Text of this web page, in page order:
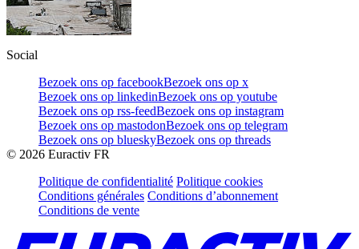
Social
Bezoek ons op facebookBezoek ons op x
Bezoek ons op linkedinBezoek ons op youtube
Bezoek ons op rss-feedBezoek ons op instagram
Bezoek ons op mastodonBezoek ons op telegram
Bezoek ons op blueskyBezoek ons op threads
© 2026 Euractiv FR
Politique de confidentialité Politique cookies
Conditions générales Conditions d’abonnement
Conditions de vente